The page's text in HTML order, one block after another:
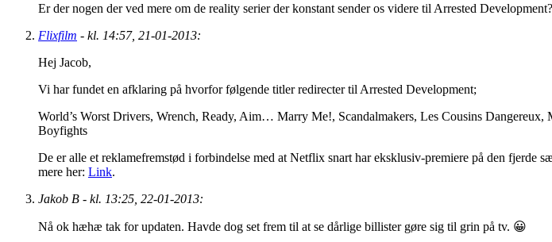
Er der nogen der ved mere om de reality serier der konstant sender os videre til Arrested
Flixfilm - kl. 14:57, 21-01-2013:
Hej Jacob,
Vi har fundet en afklaring på hvorfor følgende titler redirecter til Arrested Development;
World’s Worst Drivers, Wrench, Ready, Aim… Marry Me!, Scandalmakers, Les Cousins
Boyfights
De er alle et reklamefremstød i forbindelse med at Netflix snart har eksklusiv-premiere på den
mere her: Link.
Jakob B - kl. 13:25, 22-01-2013:
Nå ok hæhæ tak for updaten. Havde dog set frem til at se dårlige billister gøre sig til grin på tv. 😀